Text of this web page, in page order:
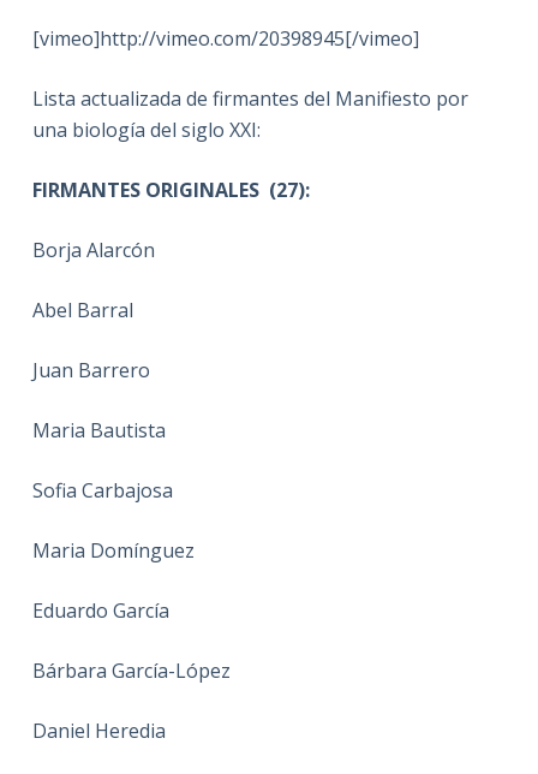
[vimeo]http://vimeo.com/20398945[/vimeo]
Lista actualizada de firmantes del Manifiesto por
una biología del siglo XXI:
FIRMANTES ORIGINALES (27):
Borja Alarcón
Abel Barral
Juan Barrero
Maria Bautista
Sofia Carbajosa
Maria Domínguez
Eduardo García
Bárbara García-López
Daniel Heredia